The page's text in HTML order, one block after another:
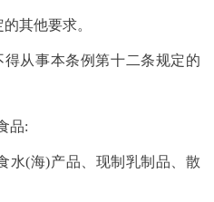
其他要求。
从事本条例第十二条规定的
品:
水(海)产品、现制乳制品、散